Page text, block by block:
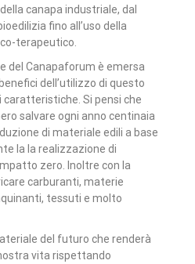
canapa industriale, dal
fino all’uso della
terapeutico.
del Canapaforum è emersa
dell’utilizzo di questo
Si pensi che
salvare ogni anno centinaia
di materiale edili a base
la la realizzazione di
zero. Inoltre con la
carburanti, materie
tessuti e molto
del futuro che renderà
vita rispettando